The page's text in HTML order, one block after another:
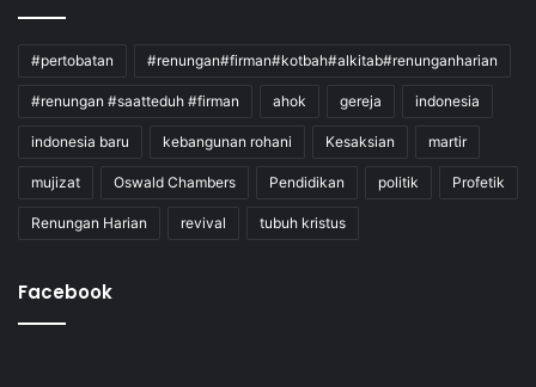
#pertobatan #renungan#firman#kotbah#alkitab#renunganharian
#renungan #saatteduh #firman ahok gereja indonesia
indonesia baru kebangunan rohani Kesaksian martir
mujizat Oswald Chambers Pendidikan politik Profetik
Renungan Harian revival tubuh kristus
Facebook